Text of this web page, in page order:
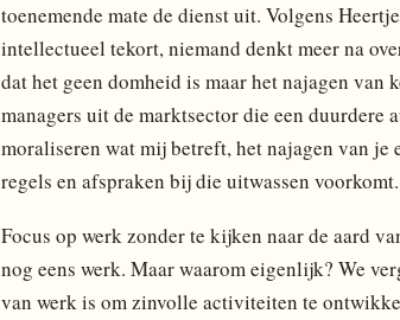
toenemende mate de dienst uit. Volgens
intellectueel tekort, niemand denkt meer na
dat het geen domheid is maar het najagen van
managers uit de marktsector die een duurdere
moraliseren wat mij betreft, het najagen van je
regels en afspraken bij die uitwassen voorkomt.
Focus op werk zonder te kijken naar de aard
nog eens werk. Maar waarom eigenlijk? We
van werk is om zinvolle activiteiten te